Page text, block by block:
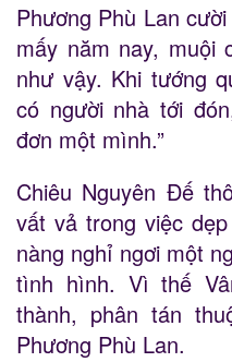
Phương Phù Lan
mấy năm nay, muội
như vậy. Khi tướng
có người nhà tới
đơn một mình.”
Chiêu Nguyên Đế
vất vả trong việc
nàng nghỉ ngơi một
tình hình. Vì thế
thành, phân tán
Phương Phù Lan.